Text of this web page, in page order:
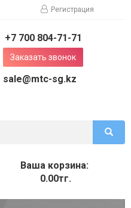
Регистрация
+7 700 804-71-71
Заказать звонок
sale@mtc-sg.kz
Ваша корзина:
0.00тг.